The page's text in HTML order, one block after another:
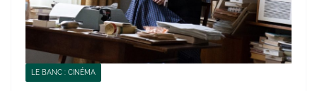
LE BANC : CINÉMA